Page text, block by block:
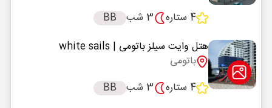
4 ستاره
3 شب
BB
هتل وایت سیلز باتومی | white sails
باتومی
4 ستاره
3 شب BB